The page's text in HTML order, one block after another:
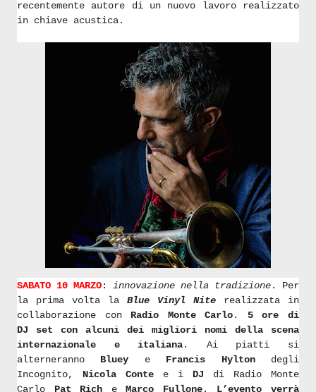
recentemente autore di un nuovo lavoro realizzato
in chiave acustica.
SABATO 10 MARZO: innovazione nella tradizione. Per
la prima volta la Blue Vinyl Nite realizzata in
collaborazione con Radio Monte Carlo. 5 ore di
DJ
set con alcuni dei migliori nomi della scena
internazionale e italiana. Ai piatti si
alterneranno Bluey e Francis Hyltondegli
Incognito, Nicola Conte e i DJ di Radio Monte
Carlo Pat Rich eMarco Fullone. L’evento verrà